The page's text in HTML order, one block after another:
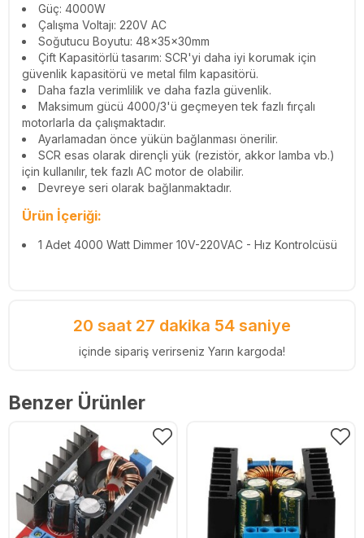
Güç: 4000W
Çalışma Voltajı: 220V AC
Soğutucu Boyutu: 48x35x30mm
Çift Kapasitörlü tasarım: SCR'yi daha iyi korumak için
güvenlik kapasitörü ve metal film kapasitörü.
Daha fazla verimlilik ve daha fazla güvenlik.
Maksimum gücü 4000/3'ü geçmeyen tek fazlı fırçalı
motorlarla da çalışmaktadır.
Ayarlamadan önce yükün bağlanması önerilir.
SCR esas olarak dirençli yük (rezistör, akkor lamba vb.)
için kullanılır, tek fazlı AC motor de olabilir.
Devreye seri olarak bağlanmaktadır.
Ürün İçeriği:
1 Adet 4000 Watt Dimmer 10V-220VAC - Hız Kontrolcüsü
20 saat 27 dakika 54 saniye
içinde sipariş verirseniz Yarın kargoda!
Benzer Ürünler